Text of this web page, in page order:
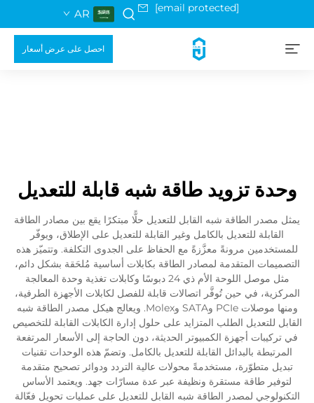
[email protected]
AR
احصل على عرض أسعار
وحدة تزويد طاقة شبه قابلة للتعديل
يمثل مصدر الطاقة شبه القابل للتعديل حلًّا مبتكرًا يقع بين مصادر الطاقة
القابلة للتعديل بالكامل وغير القابلة للتعديل على الإطلاق، ويوفّر
للمستخدمين مرونةً معزَّزةً مع الحفاظ على الجدوى التكلفة. وتتميّز هذه
التصميمات المتقدمة لمصادر الطاقة بكابلات أساسية مُلحَقة بشكل دائم،
مثل موصل اللوحة الأم ذي 24 دبوسًا وكابلات تغذية وحدة المعالجة
المركزية، في حين تُوفَّر اتصالات قابلة للفصل لكابلات الأجهزة الطرفية،
ومنها موصلات PCIe وSATA وMolex. ويعالج هيكل مصدر الطاقة شبه
القابل للتعديل الطلب المتزايد على حلول إدارة الكابلات القابلة للتخصيص
في تركيبات أجهزة الكمبيوتر الحديثة، دون الحاجة إلى الأسعار المرتفعة
المرتبطة بالبدائل القابلة للتعديل بالكامل. وتضمّ هذه الوحدات تقنيات
تبديل متطوّرة، مستخدمةً محولات عالية التردد ودوائر تصحيح متقدمة
لتوفير طاقة مستقرة ونظيفة عبر عدة مسارّات جهد. ويعتمد الأساس
التكنولوجي لمصدر الطاقة شبه القابل للتعديل على عمليات تحويل فعّالة